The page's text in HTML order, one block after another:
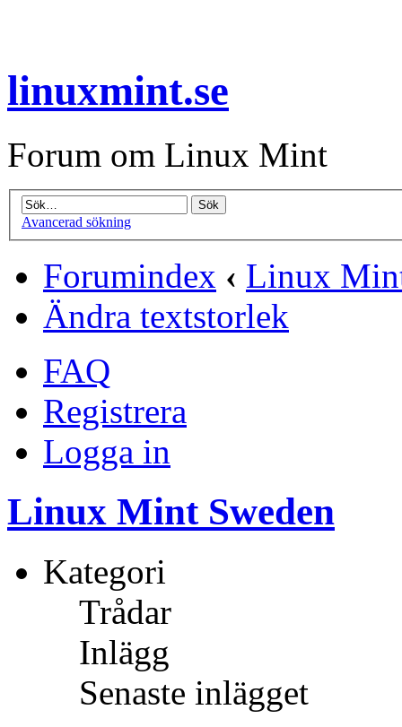
linuxmint.se
Forum om Linux Mint
Avancerad sökning
Forumindex ‹ Linux
Ändra textstorlek
FAQ
Registrera
Logga in
Linux Mint Sweden
Kategori
Trådar
Inlägg
Senaste inlägget